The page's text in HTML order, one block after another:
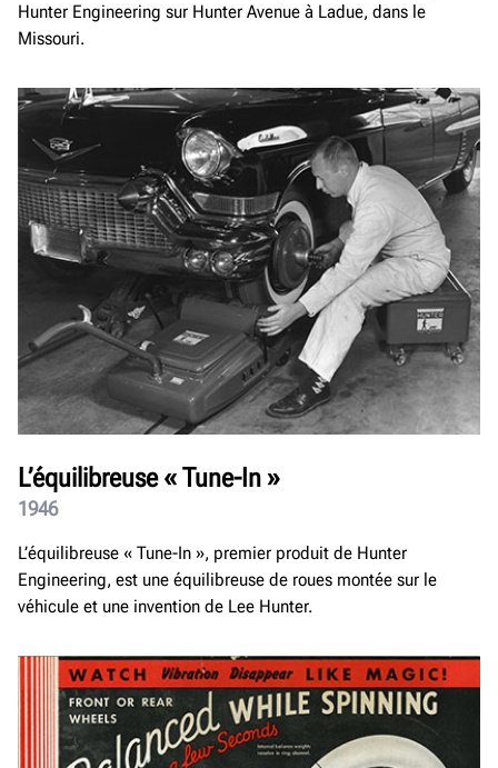
Hunter Engineering sur Hunter Avenue à Ladue, dans le
Missouri.
L’équilibreuse « Tune-In »
1946
L’équilibreuse « Tune-In », premier produit de Hunter
Engineering, est une équilibreuse de roues montée sur le
véhicule et une invention de Lee Hunter.